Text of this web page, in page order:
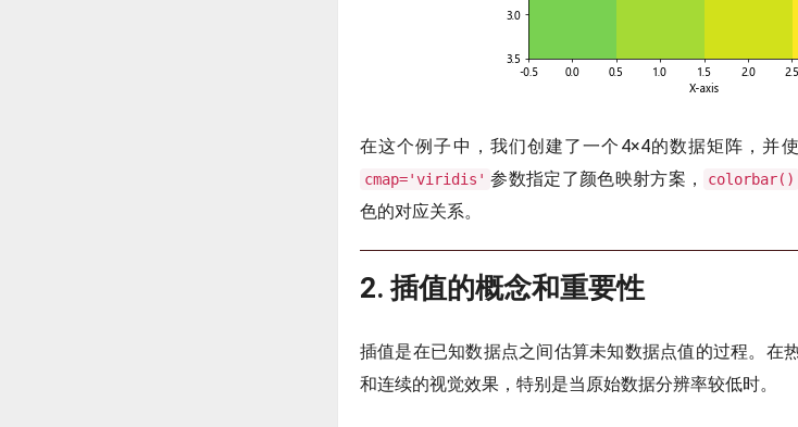
在这个例子中，我们创建了一个4×4的数据矩阵，并
cmap='viridis' 参数指定了颜色映射方案， colorbar()
色的对应关系。
2. 插值的概念和重要性
插值是在已知数据点之间估算未知数据点值的过程。在
和连续的视觉效果，特别是当原始数据分辨率较低时。